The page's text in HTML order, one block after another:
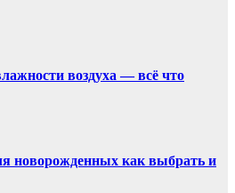
воздуха — всё что
новорожденных как выбрать и